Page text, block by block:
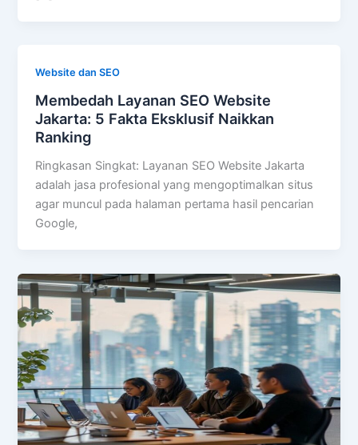
Website dan SEO
Membedah Layanan SEO Website
Jakarta: 5 Fakta Eksklusif Naikkan
Ranking
Ringkasan Singkat: Layanan SEO Website Jakarta
adalah jasa profesional yang mengoptimalkan situs
agar muncul pada halaman pertama hasil pencarian
Google,